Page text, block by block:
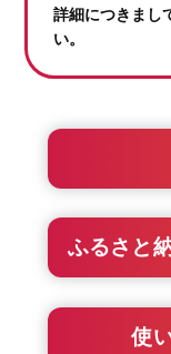
詳細につきまし
い。
ふるさと
使